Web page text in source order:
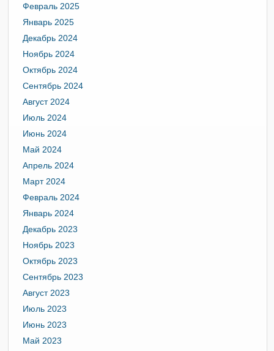
Февраль 2025
Январь 2025
Декабрь 2024
Ноябрь 2024
Октябрь 2024
Сентябрь 2024
Август 2024
Июль 2024
Июнь 2024
Май 2024
Апрель 2024
Март 2024
Февраль 2024
Январь 2024
Декабрь 2023
Ноябрь 2023
Октябрь 2023
Сентябрь 2023
Август 2023
Июль 2023
Июнь 2023
Май 2023